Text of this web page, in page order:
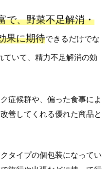
で、野菜不足解消・
果に期待できるだけでな
ていて、精力不足解消の効
症候群や、偏った食事によ
善してくれる優れた商品と
タイプの個包装になってい